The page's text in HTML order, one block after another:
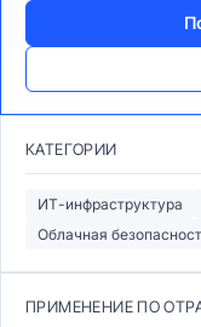
КАТЕГОРИИ
ИТ-инфраструктура
Облачная
ПРИМЕНЕНИЕ ПО